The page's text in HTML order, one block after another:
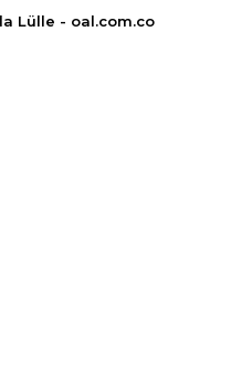
Lülle - oal.com.co